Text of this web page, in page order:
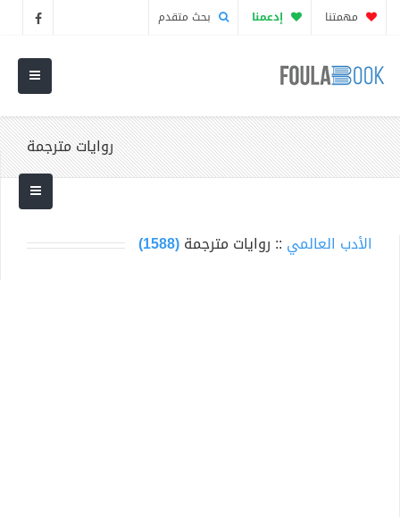
مهمتنا إدعمنا بحث متقدم
روايات مترجمة
الأدب العالمي :: روايات مترجمة(1588)